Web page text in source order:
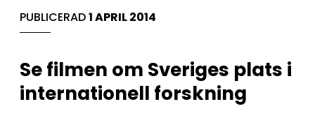
PUBLICERAD1 APRIL 2014
Se filmen om Sveriges plats i
internationell forskning